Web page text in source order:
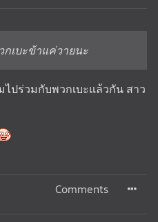
เบะข้าแค่วายนะ
ไปร่วมกับพวกเบะแล้วกัน สาว
Comments